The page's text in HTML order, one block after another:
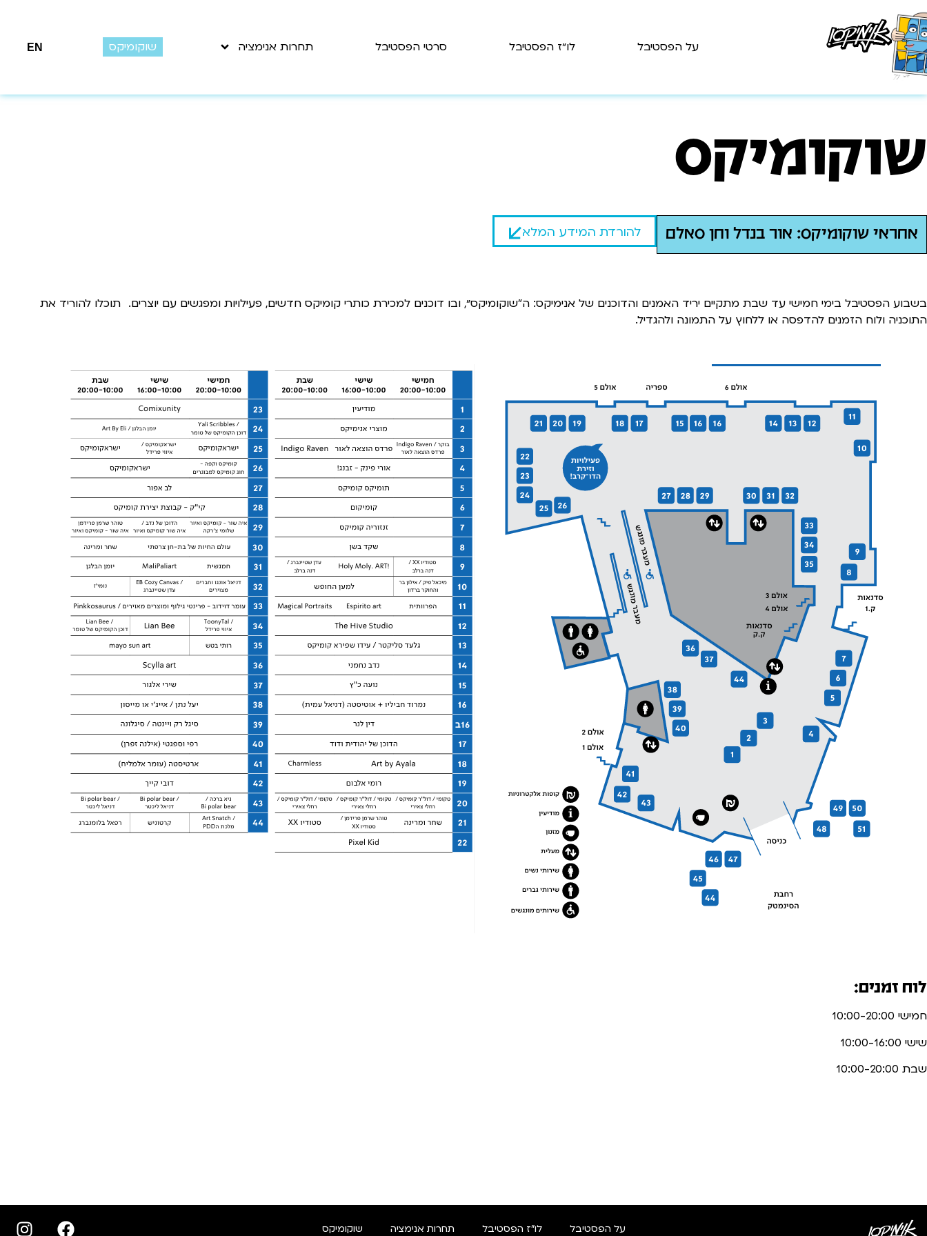
על הפסטיבל לו״ז הפסטיבל סרטי הפסטיבל תחרות אנימציה שוקומיקס EN
שוקומיקס
אחראי שוקומיקס: אור בנדל וחן סאלם להורדת המידע המלא
בשבוע הפסטיבל בימי חמישי עד שבת מתקיים יריד האמנים והדוכנים של אנימיקס: ה"שוקומיקס״, ובו דוכנים למכירת כותרי קומיקס חדשים, פעילויות ומפגשים עם יוצרים. תוכלו להוריד את
התוכניה ולוח הזמנים להדפסה או ללחוץ על התמונה ולהגדיל.
לוח זמנים:
חמישי 10:00-20:00
שישי 10:00-16:00
שבת 10:00-20:00
על הפסטיבל לו"ז הפסטיבל תחרות אנימציה שוקומיקס